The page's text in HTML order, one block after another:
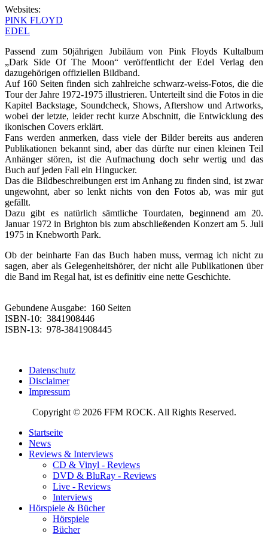
Websites:
PINK FLOYD
EDEL
Passend zum 50jährigen Jubiläum von Pink Floyds Kultalbum
„Dark Side Of The Moon“ veröffentlicht der Edel Verlag den
dazugehörigen offiziellen Bildband.
Auf 160 Seiten finden sich zahlreiche schwarz-weiss-Fotos, die die
Tour der Jahre 1972-1975 illustrieren. Unterteilt sind die Fotos in die
Kapitel Backstage, Soundcheck, Shows, Aftershow und Artworks,
wobei der letzte, leider recht kurze Abschnitt, die Entwicklung des
ikonischen Covers erklärt.
Fans werden anmerken, dass viele der Bilder bereits aus anderen
Publikationen bekannt sind, aber das dürfte nur einen kleinen Teil
Anhänger stören, ist die Aufmachung doch sehr wertig und das
Buch auf jeden Fall ein Hingucker.
Das die Bildbeschreibungen erst im Anhang zu finden sind, ist zwar
ungewohnt, aber so lenkt nichts von den Fotos ab, was mir gut
gefällt.
Dazu gibt es natürlich sämtliche Tourdaten, beginnend am 20.
Januar 1972 in Brighton bis zum abschließenden Konzert am 5. Juli
1975 in Knebworth Park.
Ob der beinharte Fan das Buch haben muss, vermag ich nicht zu
sagen, aber als Gelegenheitshörer, der nicht alle Publikationen über
die Band im Regal hat, ist es definitiv eine nette Geschichte.
Gebundene Ausgabe: ‎ 160 Seiten
ISBN-10: ‎ 3841908446
ISBN-13: ‎ 978-3841908445
Datenschutz
Disclaimer
Impressum
Copyright © 2026 FFM ROCK. All Rights Reserved.
Startseite
News
Reviews & Interviews
CD & Vinyl - Reviews
DVD & BluRay - Reviews
Live - Reviews
Interviews
Hörspiele & Bücher
Hörspiele
Bücher